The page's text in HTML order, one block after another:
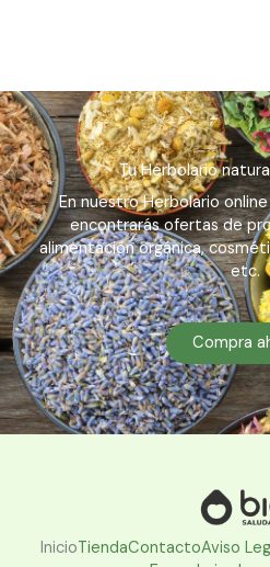
Tu Herbolario
En nuestro Herbolario
encontrarás ofertas de
alimentación orgánica,
etc.
Compra
InicioTiendaContactoAviso